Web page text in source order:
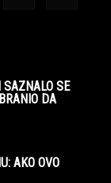
SE
DA
AKO OVO